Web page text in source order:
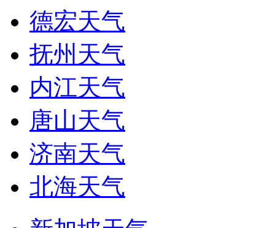
德宏天气
抚州天气
内江天气
唐山天气
济南天气
北海天气